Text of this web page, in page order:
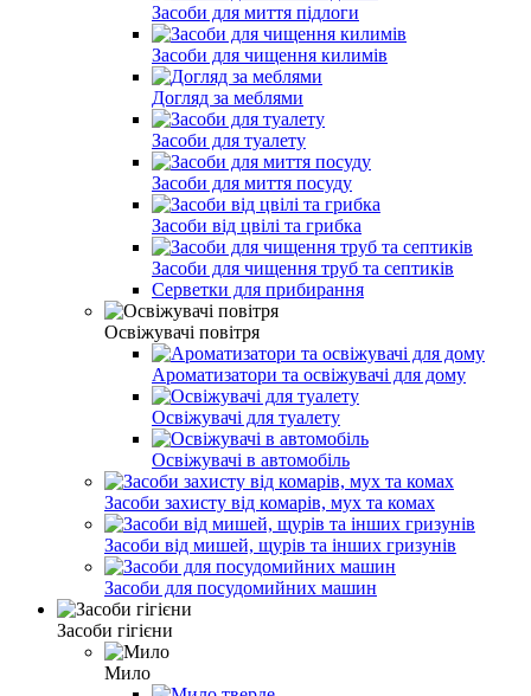
Засоби для миття підлоги
Засоби для чищення килимів
Догляд за меблями
Засоби для туалету
Засоби для миття посуду
Засоби від цвілі та грибка
Засоби для чищення труб та септиків
Серветки для прибирання
Освіжувачі повітря
Ароматизатори та освіжувачі для дому
Освіжувачі для туалету
Освіжувачі в автомобіль
Засоби захисту від комарів, мух та комах
Засоби від мишей, щурів та інших гризунів
Засоби для посудомийних машин
Засоби гігієни
Мило